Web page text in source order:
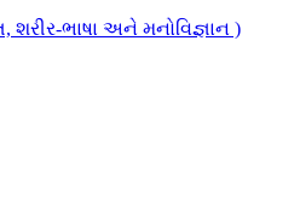
શરીર-ભાષા અને મનોવિજ્ઞાન )